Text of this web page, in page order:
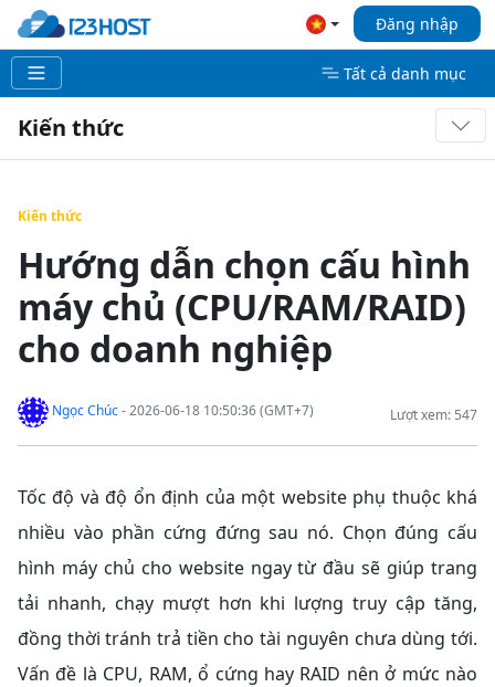
Đăng nhập
Tất cả danh mục
Kiến thức
Kiến thức
Hướng dẫn chọn cấu hình
máy chủ (CPU/RAM/RAID)
cho doanh nghiệp
Lượt xem: 547
Ngọc Chúc- 2026-06-18 10:50:36 (GMT+7)
Tốc độ và độ ổn định của một website phụ thuộc khá
nhiều vào phần cứng đứng sau nó. Chọn đúng cấu
hình máy chủ cho website ngay từ đầu sẽ giúp trang
tải nhanh, chạy mượt hơn khi lượng truy cập tăng,
đồng thời tránh trả tiền cho tài nguyên chưa dùng tới.
Vấn đề là CPU, RAM, ổ cứng hay RAID nên ở mức nào